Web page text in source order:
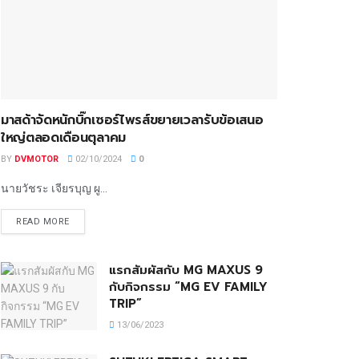
มาสด้าจัดหนักบิ๊กเซอร์ไพรส์ขยายเวลารับข้อเสนอ
ใหญ่ตลอดเดือนตุลาคม
BY DVMOTOR 02/10/2024 0
นายวัชระ เจียรบุญ ผู...
READ MORE
แรกสัมผัสกับ MG MAXUS 9
กับกิจกรรม “MG EV FAMILY
TRIP”
13/06/2023